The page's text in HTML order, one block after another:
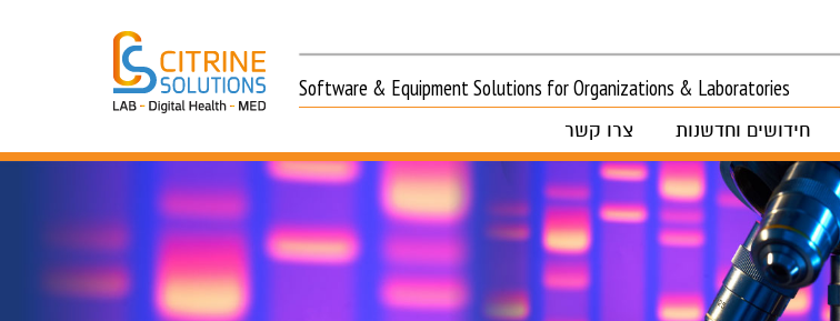
Software & Equipment Solutions for Organizations & Laboratories
חידושים וחדשנות צרו קשר